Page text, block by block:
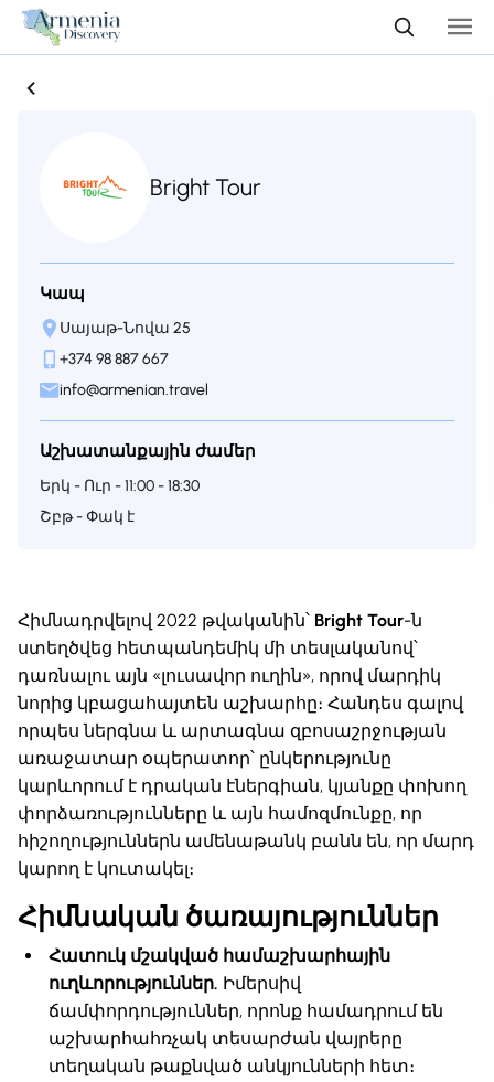
Bright Tour
Կապ
Սայաթ-Նովա 25
+374 98 887 667
info@armenian.travel
Աշխատանքային ժամեր
Երկ - Ուր - 11:00 - 18:30
Շբթ - Փակ է
Հիմնադրվելով 2022 թվականին՝ Bright Tour-ն
ստեղծվեց հետպանդեմիկ մի տեսլականով՝
դառնալու այն «լուսավոր ուղին», որով մարդիկ
նորից կբացահայտեն աշխարհը։ Հանդես գալով
որպես ներգնա և արտագնա զբոսաշրջության
առաջատար օպերատոր՝ ընկերությունը
կարևորում է դրական էներգիան, կյանքը փոխող
փորձառությունները և այն համոզմունքը, որ
հիշողություններն ամենաթանկ բանն են, որ մարդ
կարող է կուտակել։
Հիմնական ծառայություններ
Հատուկ մշակված համաշխարհային
ուղևորություններ. Իմերսիվ
ճամփորդություններ, որոնք համադրում են
աշխարհահռչակ տեսարժան վայրերը
տեղական թաքնված անկյունների հետ։